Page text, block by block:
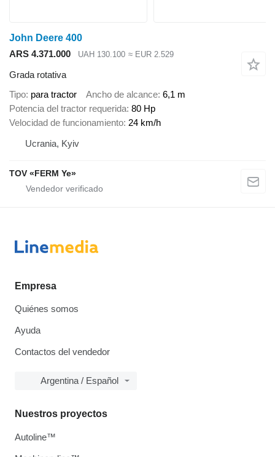
John Deere 400
ARS 4.371.000
UAH 130.100 ≈ EUR 2.529
Grada rotativa
Tipo para tractor Ancho de alcance 6,1 m
Potencia del tractor requerida 80 Hp
Velocidad de funcionamiento 24 km/h
Ucrania, Kyiv
TOV «FERM Ye»
Empresa
Quiénes somos
Ayuda
Contactos del vendedor
Argentina / Español
Nuestros proyectos
Autoline™